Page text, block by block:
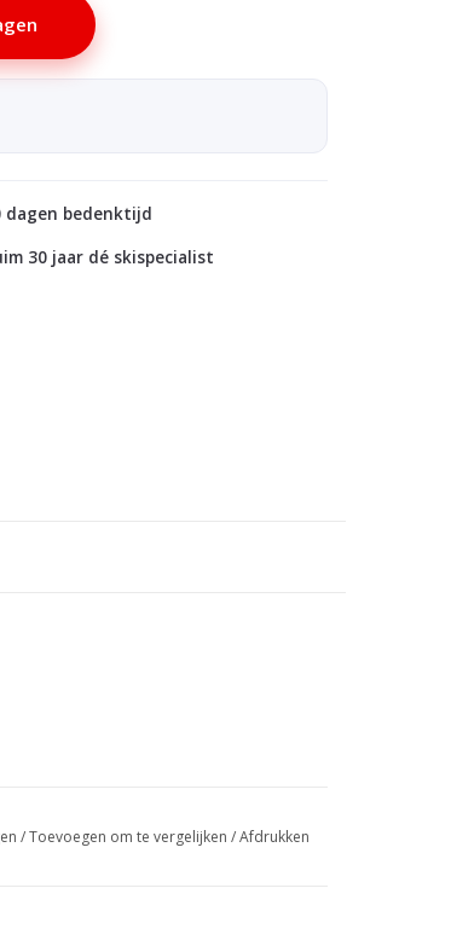
dagen bedenktijd
30 jaar dé skispecialist
/Toevoegen om te vergelijken /Afdrukken